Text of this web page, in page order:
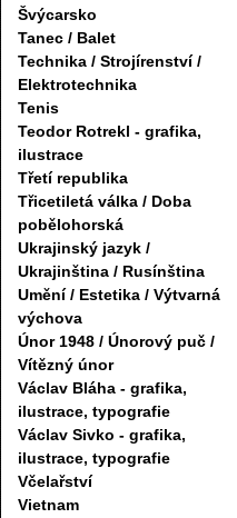
Švýcarsko
Tanec / Balet
Technika / Strojírenství /
Elektrotechnika
Tenis
Teodor Rotrekl - grafika,
ilustrace
Třetí republika
Třicetiletá válka / Doba
pobělohorská
Ukrajinský jazyk /
Ukrajinština / Rusínština
Umění / Estetika / Výtvarná
výchova
Únor 1948 / Únorový puč /
Vítězný únor
Václav Bláha - grafika,
ilustrace, typografie
Václav Sivko - grafika,
ilustrace, typografie
Včelařství
Vietnam